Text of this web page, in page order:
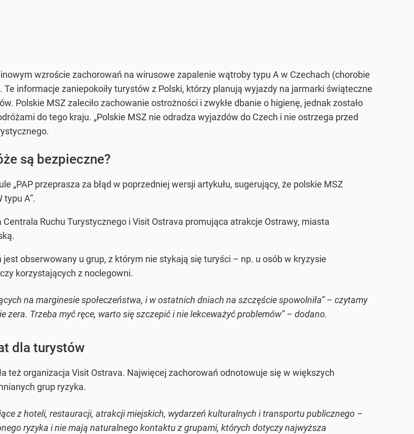
wzroście zachorowań na wirusowe zapalenie wątroby typu A w Czechach (chorobie
informacje zaniepokoiły turystów z Polski, którzy planują wyjazdy na jarmarki świąteczne
Polskie MSZ zaleciło zachowanie ostrożności i zwykłe dbanie o higienę, jednak zostało
do tego kraju. „Polskie MSZ nie odradza wyjazdów do Czech i nie ostrzega przed
są bezpieczne?
„PAP przeprasza za błąd w poprzedniej wersji artykułu, sugerujący, że polskie MSZ
typu A”.
Ruchu Turystycznego i Visit Ostrava promująca atrakcje Ostrawy, miasta
obserwowany u grup, z którym nie stykają się turyści – np. u osób w kryzysie
korzystających z noclegowni.
na marginesie społeczeństwa, i w ostatnich dniach na szczęście spowolniła” – czytamy
zera. Trzeba myć ręce, warto się szczepić i nie lekceważyć problemów” – dodano.
dla turystów
też organizacja Visit Ostrava. Najwięcej zachorowań odnotowuje się w większych
grup ryzyka.
z hoteli, restauracji, atrakcji miejskich, wydarzeń kulturalnych i transportu publicznego –
ryzyka i nie mają naturalnego kontaktu z grupami, których dotyczy najwyższa